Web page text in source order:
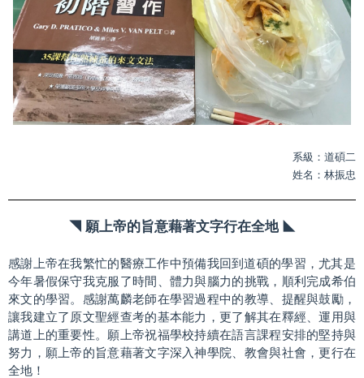
系級：道碩二
姓名：林振忠
◣
願上帝的旨意藉著文字行在全地
◥
感謝上帝在我繁忙的醫療工作中預備我回到道碩的學習，尤其是
今年暑假保守我克服了時間、體力與腦力的挑戰，順利完成希伯
來文的學習。感謝萬麟老師在學習過程中的教導、提醒與鼓勵，
讓我建立了原文聖經查考的基本能力，更了解其在釋經、運用與
講道上的重要性。願上帝祝福學校持續在語言課程安排的堅持與
努力，願上帝的旨意藉著文字深入神學院、教會與社會，更行在
全地 ！